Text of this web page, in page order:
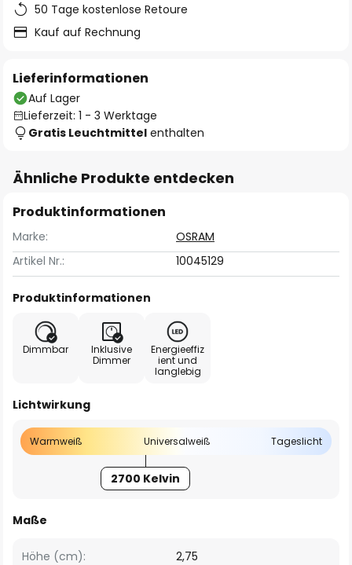
50 Tage kostenlose Retoure
Kauf auf Rechnung
Lieferinformationen
Auf Lager
Lieferzeit: 1 - 3 Werktage
Gratis Leuchtmittel enthalten
Ähnliche Produkte entdecken
Produktinformationen
Marke:
OSRAM
Artikel Nr.:
10045129
Produktinformationen
Dimmbar
Inklusive
Dimmer
Energieeffiz
ient und
langlebig
Lichtwirkung
Warmweiß Universalweiß Tageslicht
2700 Kelvin
Maße
Höhe (cm):
2,75